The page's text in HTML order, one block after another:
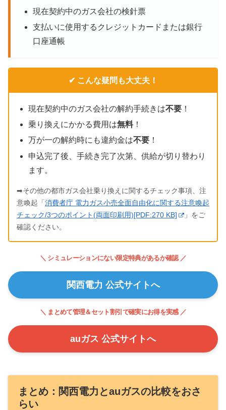
現在契約中のガス会社の検針票
支払いに使用するクレジットカードまたは銀行
口座通帳
✔ こんな疑問も大丈夫！
現在契約中のガス会社の解約手続きは不要 ！
乗り換えにかかる費用は無料！
万が一の解約時にも違約金は不要 ！
申込完了後、手続き完了次第、供給が切り替わり
ます。
➡その他の都市ガス会社乗り換えに関するチェック事項、注
意喚起「 消費者庁 電力ガス小売全面自由化に関する注意喚起
チェック/3つのポイント(両面印刷用)[PDF:270 KB]
」をご
確認ください。
＼ シミュレーションにない限定特典があるか確認 ／
関西電力 公式サイトへ
＼ まとめて管理＆セット割引で確実にお得を実感 ／
auガス 公式サイトへ
まとめ：関西電力とauガスの比較をおさ
らい